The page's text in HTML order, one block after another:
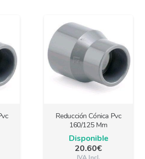
Reducción Cónica Pvc
160/125 Mm
Disponible
20.60€
IVA Incl.